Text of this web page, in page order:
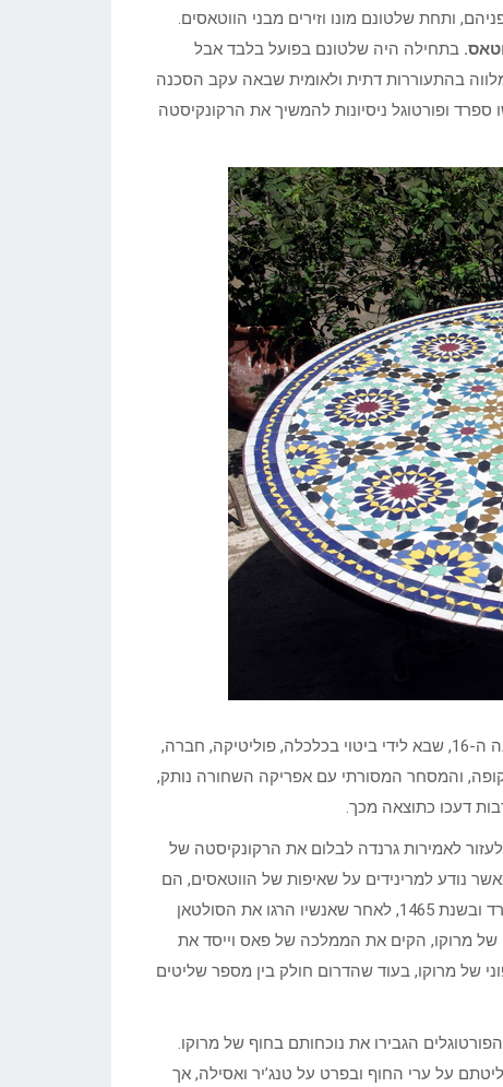
ותחת שלטונם מונו וזירים מבני הווטאסים.
בתחילה היה שלטונם בפועל בלבד אבל
בהתעוררות דתית ולאומית שבאה עקב הסכנה
למגרב מהמעצמות האיבריות. מתחילת המאה ה-15 עשו ספרד ופורטוגל ניסיונות להמשיך את הרקונקיסטה
מרוקו סבלה משבר רב-ממדים וממושך במאה ה-15 וראשית המאה ה-16, שבא לידי ביטוי בכלכלה, פוליטיקה, חברה,
והמסחר המסורתי עם אפריקה השחורה נותק,
דעכו כתוצאה מכך.
לאמירות גרנדה לבלום את הרקונקיסטה של
נודע למרינידים על שאיפות של הווטאסים, הם
(1472-1505) נותר בחיים. הוא שרד ובשנת 1465, לאחר שאנשיו הרגו את הסולטאן
של מרוקו, הקים את הממלכה של פאס וייסד את
של מרוקו, בעוד שהדרום חולק בין מספר שליטים
הגבירו את נוכחותם בחוף של מרוקו.
בראשית המאה ה-16 להחזיר את שליטתם על ערי החוף ובפרט על טנג’יר ואסילה, אך